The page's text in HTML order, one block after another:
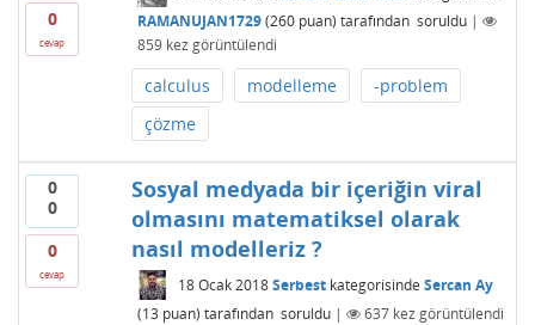
0
cevap
RAMANUJAN1729 (260puan) tarafından soruldu |
859kez görüntülendi
calculus modelleme
-problem
çözme
0
0
0
cevap
Sosyal medyada bir içeriğin viral
olmasını matematiksel olarak
nasıl modelleriz ?
18 Ocak 2018 Serbestkategorisinde Sercan Ay
(13 puan) tarafından soruldu | 637kez görüntülendi